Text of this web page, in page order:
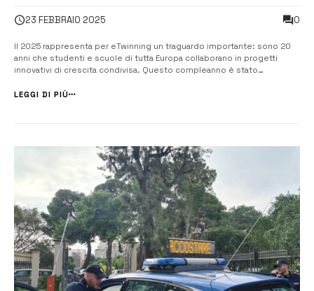
23 FEBBRAIO 2025 0
Il 2025 rappresenta per eTwinning un traguardo importante: sono 20
anni che studenti e scuole di tutta Europa collaborano in progetti
innovativi di crescita condivisa. Questo compleanno è stato
Augusta, diretto da Maria Giovanna Sergi, che può vantare una
LEGGI DI PIÙ